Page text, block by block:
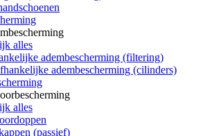
alles
adembescherming (filtering)
adembescherming (cilinders)
alles
(passief)